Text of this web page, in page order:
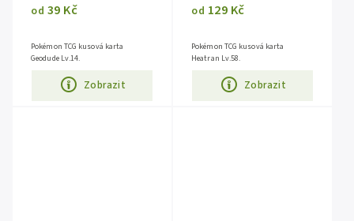
od 39 Kč
Zobrazit
Pokémon TCG kusová karta
Geodude Lv.14.
od 129 Kč
Zobrazit
Pokémon TCG kusová karta
Heatran Lv.58.